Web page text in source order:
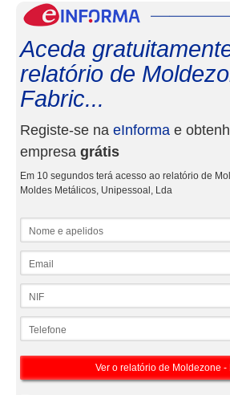
Aceda
relatório de
Fabric...
Registe-se na eInforma e
empresa grátis
Em 10 segundos terá acesso ao relatório de
Moldes Metálicos, Unipessoal, Lda